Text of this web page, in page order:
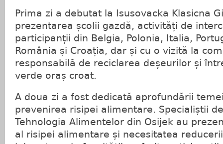
Prima zi a debutat la Isusovacka Klasicna
prezentarea școlii gazdă, activități de
participanții din Belgia, Polonia, Italia,
România și Croația, dar și cu o vizită la
responsabilă de reciclarea deșeurilor și
verde oraș croat.
A doua zi a fost dedicată aprofundării
prevenirea risipei alimentare. Specialiștii
Tehnologia Alimentelor din Osijek au
al risipei alimentare și necesitatea